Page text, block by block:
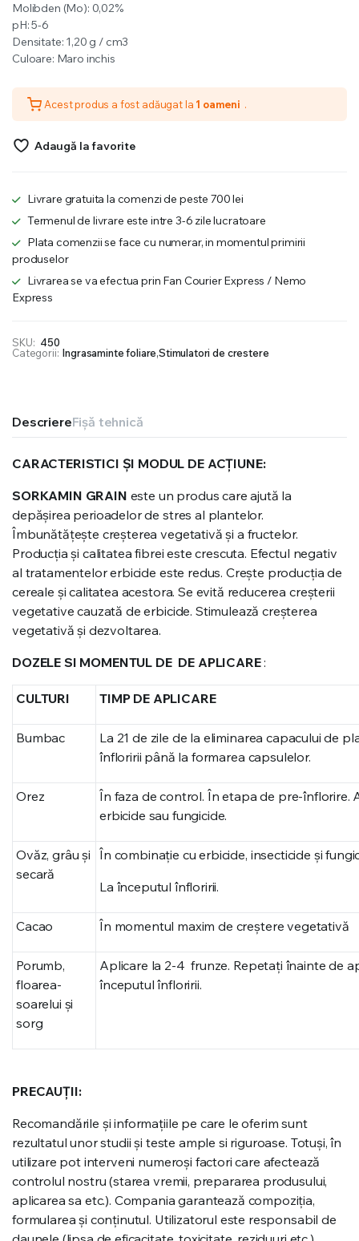
Molibden (Mo): 0,02%
pH: 5-6
Densitate: 1,20 g / cm3
Culoare: Maro inchis
Acest produs a fost adăugat la 1 oameni .
Adaugă la favorite
Livrare gratuita la comenzi de peste 700 lei
Termenul de livrare este intre 3-6 zile lucratoare
Plata comenzii se face cu numerar, in momentul primirii
produselor
Livrarea se va efectua prin Fan Courier Express / Nemo
Express
SKU: 450
Categorii: Ingrasaminte foliare,Stimulatori de crestere
DescriereFișă tehnică
CARACTERISTICI ȘI MODUL DE ACȚIUNE:
SORKAMIN GRAIN este un produs care ajută la
depăşirea perioadelor de stres al plantelor.
Îmbunătăţeşte creşterea vegetativă şi a fructelor.
Producţia şi calitatea fibrei este crescuta. Efectul negativ
al tratamentelor erbicide este redus. Creşte producţia de
cereale şi calitatea acestora. Se evită reducerea creșterii
vegetative cauzată de erbicide. Stimulează creșterea
vegetativă şi dezvoltarea.
DOZELE SI MOMENTUL DE DE APLICARE:
CULTURI TIMP DE APLICARE
Bumbac
La 21 de zile de la eliminarea capacului de
înfloririi până la formarea capsulelor.
Orez
În faza de control. În etapa de pre-înflorire.
erbicide sau fungicide.
Ovăz, grâu și
secară
În combinaţie cu erbicide, insecticide şi
La începutul înfloririi.
Cacao În momentul maxim de creștere vegetativă
Porumb,
floarea-
soarelui şi
sorg
Aplicare la 2-4 frunze. Repetați înainte de
începutul înfloririi.
PRECAUȚII:
Recomandările și informațiile pe care le oferim sunt
rezultatul unor studii și teste ample si riguroase. Totuși, în
utilizare pot interveni numeroși factori care afectează
controlul nostru (starea vremii, prepararea produsului,
aplicarea sa etc.). Compania garantează compoziția,
formularea și conținutul. Utilizatorul este responsabil de